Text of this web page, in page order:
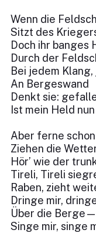
Wenn die
Sitzt des
Doch ihr banges
Durch der
Bei jedem
An Bergeswand
Denkt sie:
Ist mein Held
Aber ferne
Ziehen die
Hör’ wie der
Tireli, Tireli
Raben, zieht
Dringe mir,
Über die
Singe mir, singe